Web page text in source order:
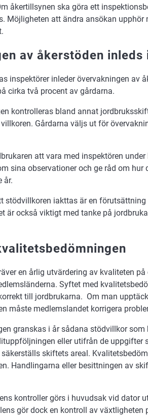
åkertillsynen ska göra ett
Möjligheten att ändra ansökan
av åkerstöden inleds
inspektörer inleder övervakningen av
cirka två procent av gårdarna.
kontrolleras bland annat
Gårdarna väljs ut för
att vara med inspektören
sina observationer och ge råd om hur
år.
stödvillkoren iakttas är en
är också viktigt med tanke på
en årlig utvärdering av kvaliteten på
Syftet med
till jordbrukarna. Om man
måste medlemslandet korrigera
granskas i år sådana stödvillkor
eller utifrån de uppgifter
skiftets areal.
Handlingarna eller besittningen av
kontroller görs i huvudsak vid dator
gör dock en kontroll av växtligheten